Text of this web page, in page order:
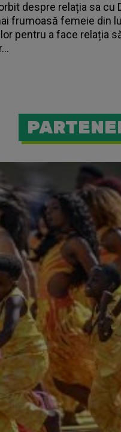
despre relația sa cu
frumoasă femeie din
lor pentru a face relația